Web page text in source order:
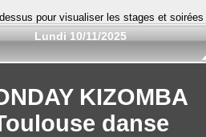
pour visualiser les stages et soirées
Lundi 10/11/2025
KIZOMBA
danse